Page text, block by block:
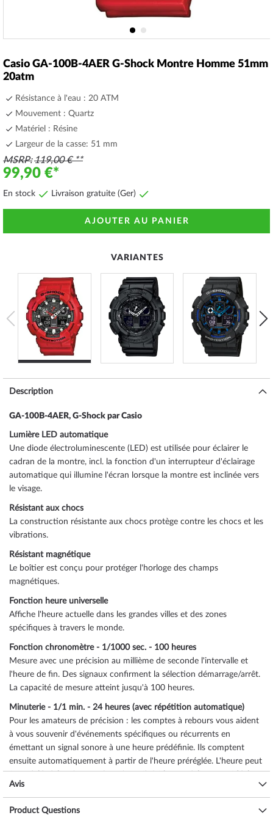
the
beginning
images
gallery
Casio GA-100B-4AER G-Shock Montre Homme 51mm
20atm
Résistance à l'eau : 20 ATM
Mouvement : Quartz
Matériel : Résine
Largeur de la casse: 51 mm
MSRP 119,00 €
99,90 €
En stock Livraison gratuite (Ger)
AJOUTER AU PANIER
VARIANTES
Description
GA-100B-4AER, G-Shock par Casio
Lumière LED automatique
Une diode électroluminescente (LED) est utilisée pour éclairer le
cadran de la montre, incl. la fonction d'un interrupteur d'éclairage
automatique qui illumine l'écran lorsque la montre est inclinée vers
le visage.
Résistant aux chocs
La construction résistante aux chocs protège contre les chocs et les
vibrations.
Résistant magnétique
Le boîtier est conçu pour protéger l'horloge des champs
magnétiques.
Fonction heure universelle
Affiche l'heure actuelle dans les grandes villes et des zones
spécifiques à travers le monde.
Fonction chronomètre - 1/1000 sec. - 100 heures
Mesure avec une précision au millième de seconde l'intervalle et
l'heure de fin. Des signaux confirment la sélection démarrage/arrêt.
La capacité de mesure atteint jusqu'à 100 heures.
Minuterie - 1/1 min. - 24 heures (avec répétition automatique)
Pour les amateurs de précision : les comptes à rebours vous aident
à vous souvenir d'événements spécifiques ou récurrents en
émettant un signal sonore à une heure prédéfinie. Ils comptent
ensuite automatiquement à partir de l'heure préréglée. L'heure peut
être réglée à la minute près et jusqu'à 24 heures à l'avance. Idéal
pour les personnes qui doivent prendre des médicaments tous les
Avis
Product Questions